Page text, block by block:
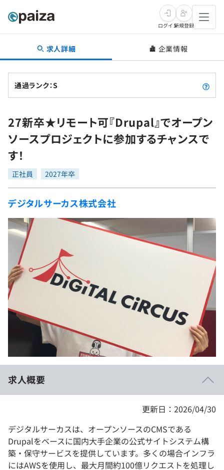
転職・キャリア
転職成功ガイド
転職エージェント
インタビュー
転職成功ガイド
新卒就活
求人検索
本選考
インターン
新卒エージェント
イベント・セミナー
インタビュー
就活成功ガイド
学習
問題集
4択課題
ナレッジ
リファレンス
プラン
法人向けプラン
学校向けプラン
契約内容・クーポン
プログラミング言語
評価結果一覧
再チャレンジ結果一覧
ゲーム・マンガ
Tech Team Journal
paiza times
note
paizaとは？
ログイン新規登録
求人詳細 企業情報
通過ランク：S
27新卒★リモート可『Drupal』でオープン
ソースプロジェクトに参加するチャンスで
す！
正社員 2027年卒
デジタルサーカス株式会社
求人概要
更新日：2026/04/30
デジタルサーカスは、オープンソースのCMSである
Drupalをベースに国内大手企業の公式サイトシステム構
築・保守サービスを提供しています。多くの場合インフラ
にはAWSを使用し、最大月間約100億リクエストを処理し